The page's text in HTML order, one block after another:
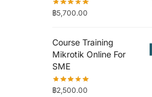
฿5,700.00
Course Training
Mikrotik Online For
SME
฿2,500.00